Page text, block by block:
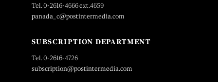
Tel. 0-2616-4666 ext.4659
panada_c@postintermedia.com
SUBSCRIPTION DEPARTMENT
Tel. 0-2616-4726
subscription@postintermedia.com